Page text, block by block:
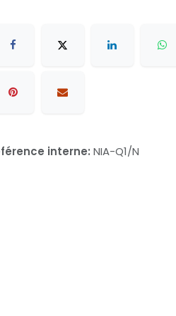
interne: NIA-Q1/N